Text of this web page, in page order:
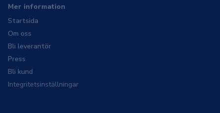
Mer information
Startsida
Om oss
Bli leverantör
Press
Bli kund
Integritetsinställningar